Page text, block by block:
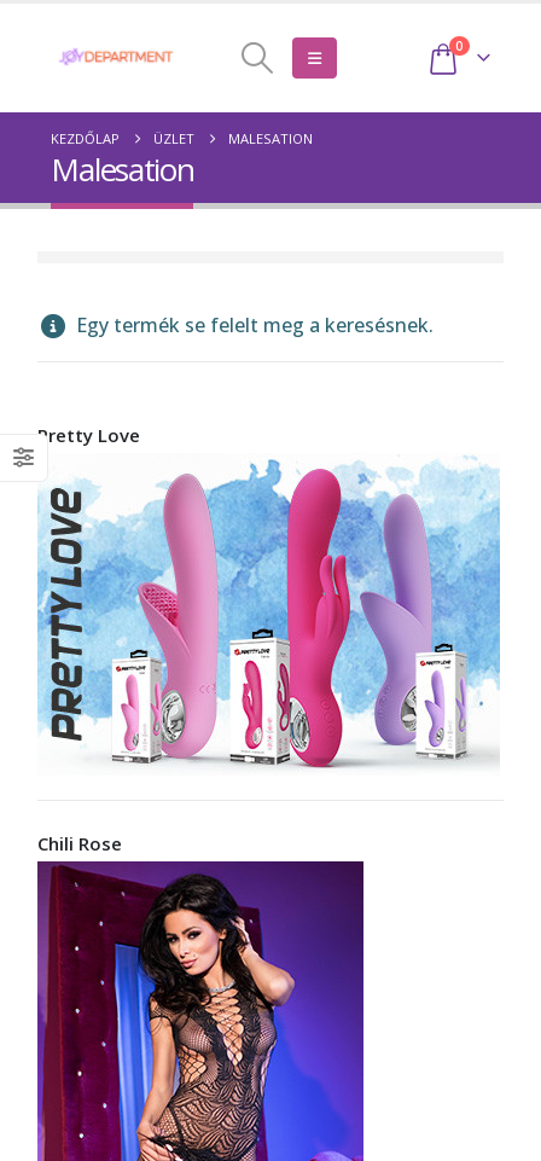
0
KEZDŐLAP ÜZLET MALESATION
Malesation
Egy termék se felelt meg a keresésnek.
Pretty Love
Chili Rose